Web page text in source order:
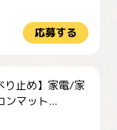
応募する
り止め】家電/家
ンマット...